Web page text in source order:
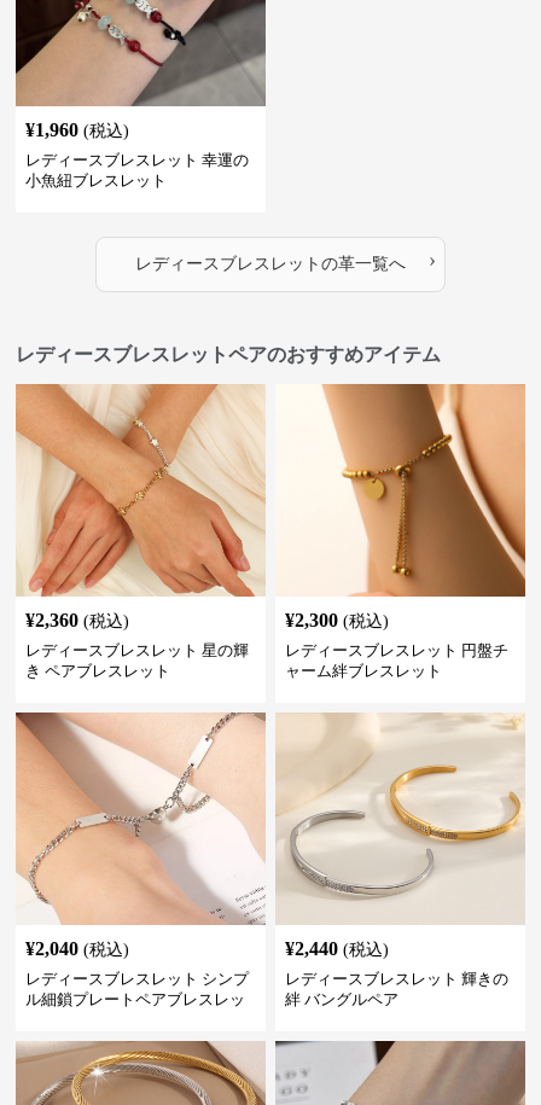
¥1,960 (税込)
レディースブレスレット 幸運の
小魚紐ブレスレット
レディースブレスレット の革一覧へ ›
レディースブレスレットペアのおすすめアイテム
¥2,360 (税込)
レディースブレスレット 星の輝
き ペアブレスレット
¥2,300 (税込)
レディースブレスレット 円盤チ
ャーム絆ブレスレット
¥2,040 (税込)
レディースブレスレット シンプ
ル細鎖プレートペアブレスレッ
¥2,440 (税込)
レディースブレスレット 輝きの
絆 バングルペア